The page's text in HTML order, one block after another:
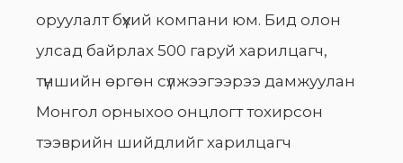
оруулалт бүхий компани юм. Бид олон
улсад байрлах 500 гаруй харилцагч,
түншийн өргөн сүлжээгээрээ дамжуулан
Монгол орныхоо онцлогт тохирсон
тээврийн шийдлийг харилцагч